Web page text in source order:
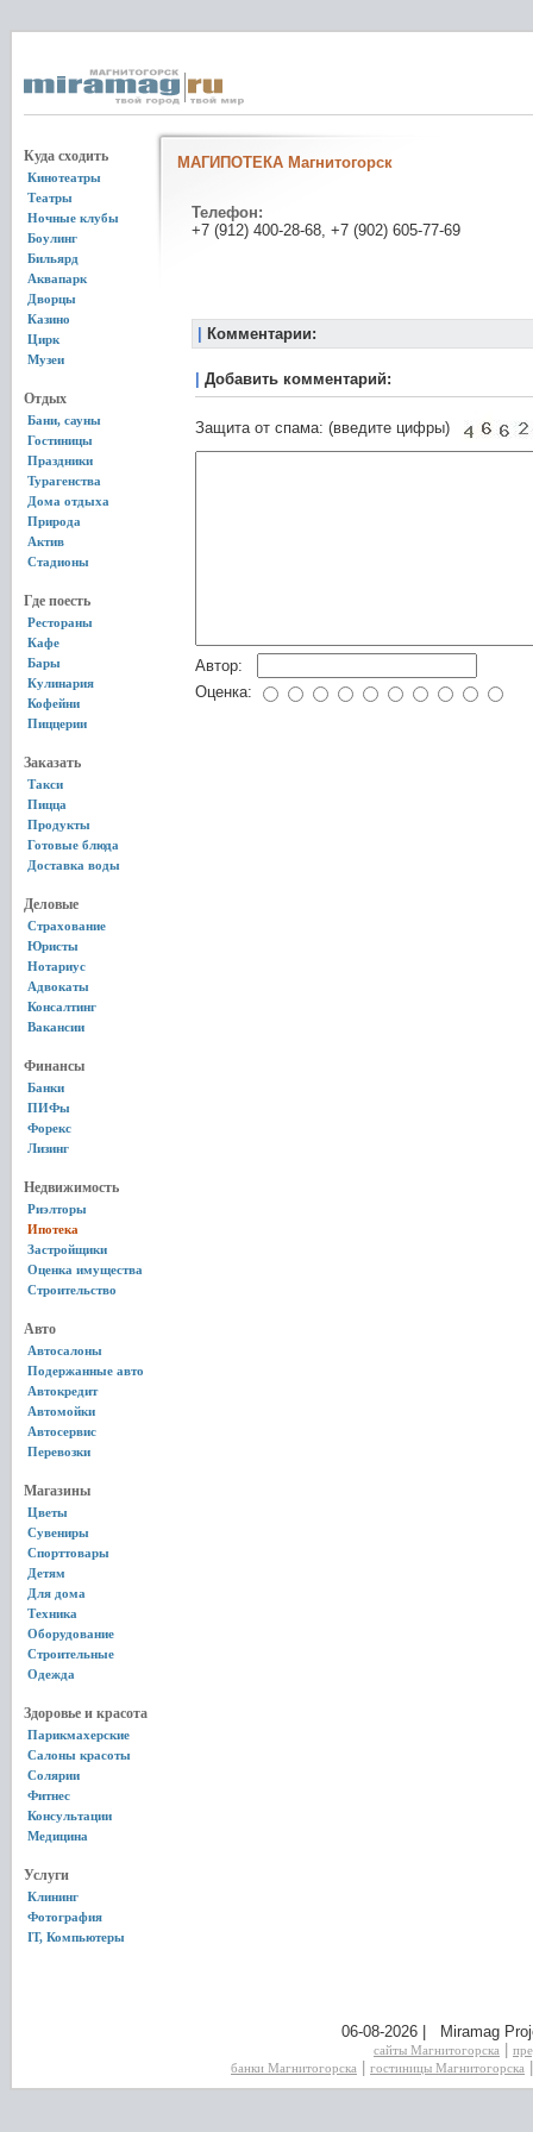
Куда сходить
Кинотеатры
Театры
Ночные клубы
Боулинг
Бильярд
Аквапарк
Дворцы
Казино
Цирк
Музеи
Отдых
Бани, сауны
Гостиницы
Праздники
Турагенства
Дома отдыха
Природа
Актив
Стадионы
Где поесть
Рестораны
Кафе
Бары
Кулинария
Кофейни
Пиццерии
Заказать
Такси
Пицца
Продукты
Готовые блюда
Доставка воды
Деловые
Страхование
Юристы
Нотариус
Адвокаты
Консалтинг
Вакансии
Финансы
Банки
ПИФы
Форекс
Лизинг
Недвижимость
Риэлторы
Ипотека
Застройщики
Оценка имущества
Строительство
Авто
Автосалоны
Подержанные авто
Автокредит
Автомойки
Автосервис
Перевозки
Магазины
Цветы
Сувениры
Спорттовары
Детям
Для дома
Техника
Оборудование
Строительные
Одежда
Здоровье и красота
Парикмахерские
Салоны красоты
Солярии
Фитнес
Консультации
Медицина
Услуги
Клининг
Фотография
IT, Компьютеры
МАГИПОТЕКА Магнитогорск
Телефон:
+7 (912) 400-28-68, +7 (902) 605-77-69
Комментарии:
Добавить комментарий:
Защита от спама: (введите цифры)
Автор:
Оценка:
06-08-2026 | Miramag
сайты Магнитогорска
банки Магнитогорска
гостиницы Магнитогорска